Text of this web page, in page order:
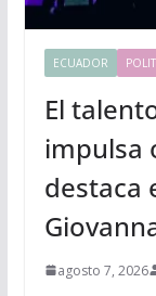
ECUADOR
El
impulsa
destaca
agosto 7, 2026